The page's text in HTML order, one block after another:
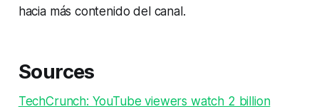
hacia más contenido del canal.
Sources
TechCrunch: YouTube viewers watch 2 billion